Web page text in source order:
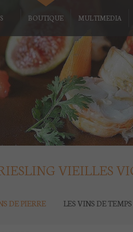
BOUTIQUE MULTIMEDIA
VIEILLES
DE PIERRE LES VINS DE TEMPS